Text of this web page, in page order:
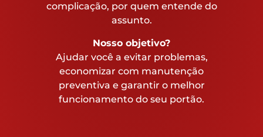
complicação, por quem entende do
assunto.
Nosso objetivo?
Ajudar você a evitar problemas,
economizar com manutenção
preventiva e garantir o melhor
funcionamento do seu portão.